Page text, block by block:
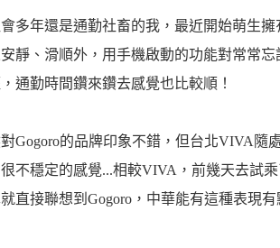
多年還是通勤社畜的我，最近開始萌生
靜、滑順外，用手機啟動的功能對常常
通勤時間鑽來鑽去感覺也比較順！
Gogoro的品牌印象不錯，但台北VIVA隨
不穩定的感覺...相較VIVA，前幾天去試
直接聯想到Gogoro，中華能有這種表現